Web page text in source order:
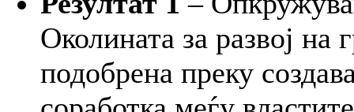
Околината за развој на
подобрена преку